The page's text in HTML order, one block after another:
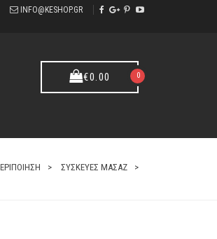
INFO@KESHOP.GR
€0.00 0
ΣΥΣΚΕΥΕΣ ΜΑΣΑΖ